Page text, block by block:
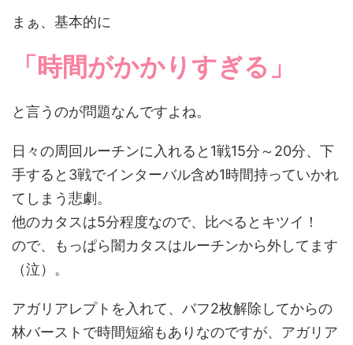
まぁ、基本的に
「時間がかかりすぎる」
と言うのが問題なんですよね。
日々の周回ルーチンに入れると1戦15分～20分、下
手すると3戦でインターバル含め1時間持っていかれ
てしまう悲劇。
他のカタスは5分程度なので、比べるとキツイ！
ので、もっぱら闇カタスはルーチンから外してます
（泣）。
アガリアレプトを入れて、バフ2枚解除してからの
林バーストで時間短縮もありなのですが、アガリア